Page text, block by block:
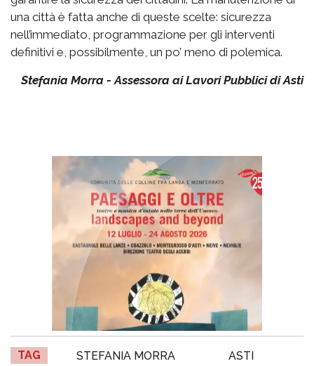
una città è fatta anche di queste scelte: sicurezza
nell’immediato, programmazione per gli interventi
definitivi e, possibilmente, un po’ meno di polemica.
Stefania Morra - Assessora ai Lavori Pubblici di Asti
TAG STEFANIA MORRA
ASTI